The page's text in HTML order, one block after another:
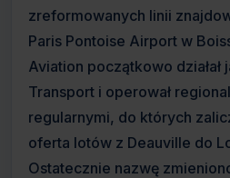
zreformowanych linii
Paris Pontoise Airport w
Aviation początkowo działał
Transport i operował
regularnymi, do których
oferta lotów z Deauville do
Ostatecznie nazwę